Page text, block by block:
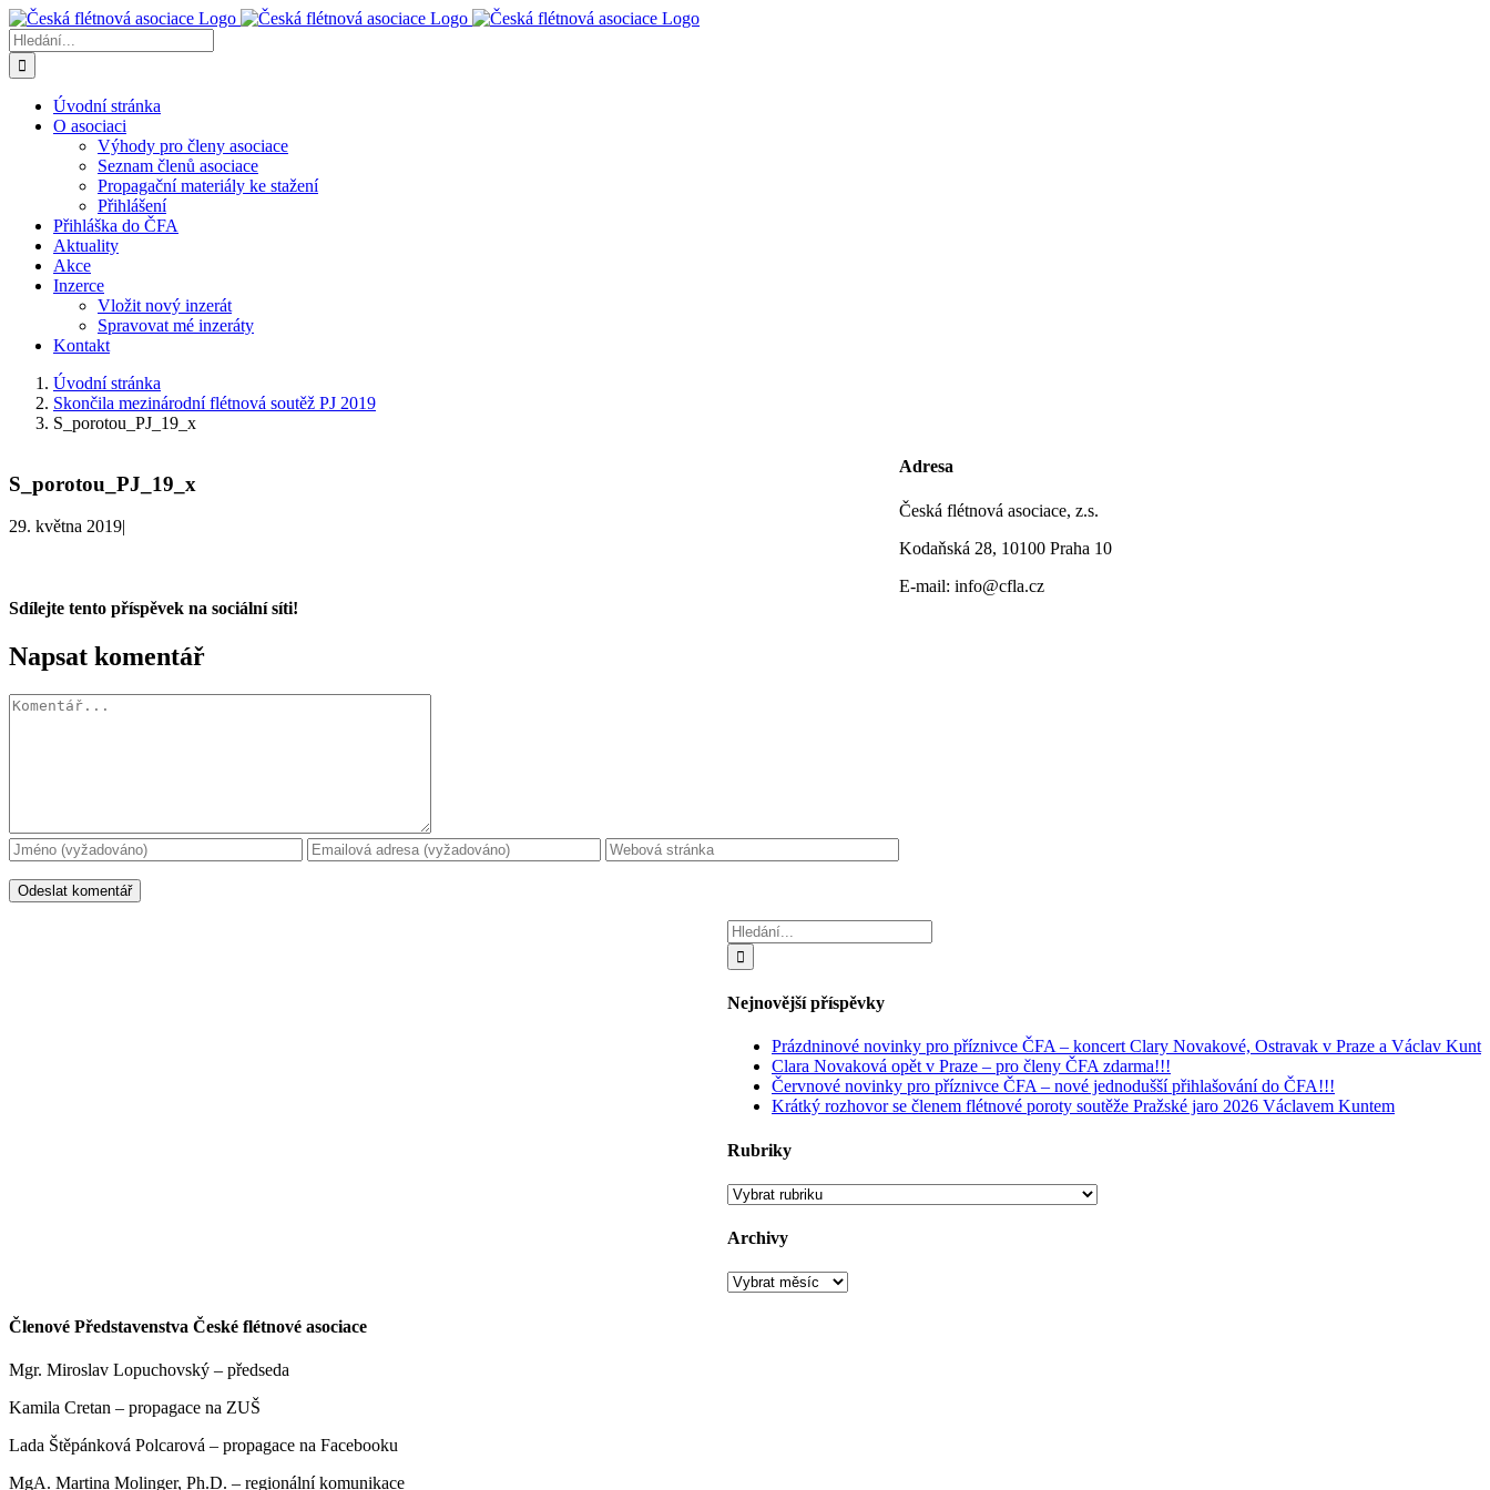
Přeskočit
na
obsah
Hledat:
Úvodní stránka
O asociaci
Výhody pro členy asociace
Seznam členů asociace
Propagační materiály ke stažení
Přihlášení
Přihláška do ČFA
Aktuality
Akce
Inzerce
Vložit nový inzerát
Spravovat mé inzeráty
Kontakt
Úvodní stránka
Skončila mezinárodní flétnová soutěž PJ 2019
S_porotou_PJ_19_x
S_porotou_PJ_19_x
29. května 2019|
Sdílejte tento příspěvek na sociální síti!
Facebook
X
WhatsApp
Napsat komentář
Komentář
Hledat:
Nejnovější příspěvky
Prázdninové novinky pro příznivce ČFA – koncert Clary Novakové, Ostravak v Praze a Václav Kunt
Clara Novaková opět v Praze – pro členy ČFA zdarma!!!
Červnové novinky pro příznivce ČFA – nové jednodušší přihlašování do ČFA!!!
Krátký rozhovor se členem flétnové poroty soutěže Pražské jaro 2026 Václavem Kuntem
Rubriky
Rubriky
Archivy
Archivy
Adresa
Česká flétnová asociace, z.s.
Kodaňská 28, 10100 Praha 10
E-mail: info@cfla.cz
Členové Představenstva České flétnové asociace
Mgr. Miroslav Lopuchovský – předseda
Kamila Cretan – propagace na ZUŠ
Lada Štěpánková Polcarová – propagace na Facebooku
MgA. Martina Molinger, Ph.D. – regionální komunikace